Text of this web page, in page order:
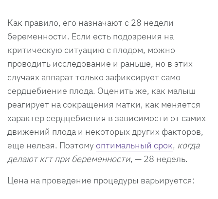
Как правило, его назначают с 28 недели
беременности. Если есть подозрения на
критическую ситуацию с плодом, можно
проводить исследование и раньше, но в этих
случаях аппарат только зафиксирует само
сердцебиение плода. Оценить же, как малыш
реагирует на сокращения матки, как меняется
характер сердцебиения в зависимости от самих
движений плода и некоторых других факторов,
еще нельзя. Поэтому оптимальный срок, когда
делают кгт при беременности, — 28 недель.
Цена на проведение процедуры варьируется: